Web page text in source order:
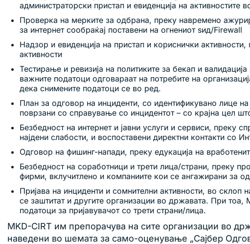
администраторски пристап и евиденција на активностите
Проверка на мерките за одбрана, преку навремено
за интернет сообраќај поставени на огнениот ѕид/Firewall
Надзор и евиденција на пристап и кориснички
активности
Тестирање и ревизија на политиките за бекап и
важните податоци одговараат на потребите на
дека снимените податоци се во ред.
План за одговор на инциденти, со идентификувано лице
поврзани со справување со инцидентот – со крајна цел
Безбедност на интернет и јавни услуги и сервиси,
најдени слабости, и воспоставени директни контакти со
Одговор на фишинг-напади, преку едукација на
Безбедност на соработници и трети лица/страни, преку
фирми, вклучитлено и компаниите кои се ангажирани за
Пријава на инциденти и сомнителни активности, во склоп
се заштитат и другите организации во државата. При тоа,
податоци за пријавувачот со трети страни/лица.
MKD-CIRT им препорачува на сите организации во
наведени во шемата за само-оценување „Сајбер